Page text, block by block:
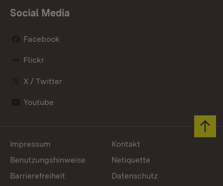
Social Media
Facebook
Flickr
X / Twitter
Youtube
Impressum
Kontakt
Benutzungshinweise
Netiquette
Barrierefreiheit
Datenschutz